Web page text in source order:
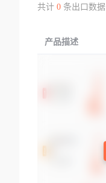
共计 0条出口数据
产品描述